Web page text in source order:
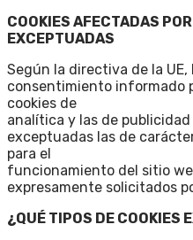
COOKIES AFECTADAS
EXCEPTUADAS
Según la directiva de la
consentimiento informado
cookies de
analítica y las de
exceptuadas las de
para el
funcionamiento del sitio
expresamente solicitados
¿QUÉ TIPOS DE COOKIES